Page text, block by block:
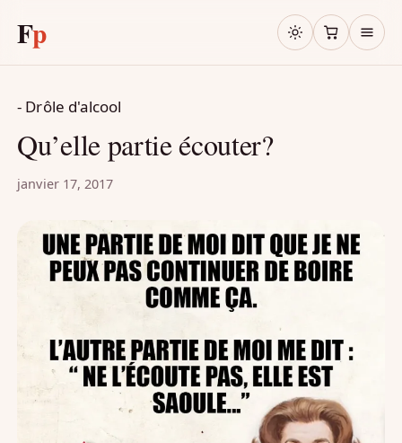
Fp
- Drôle d'alcool
Qu’elle partie écouter?
janvier 17, 2017